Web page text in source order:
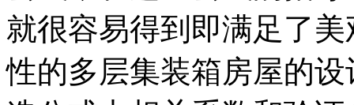
就很容易得到即满足了
性的多层集装箱房屋的